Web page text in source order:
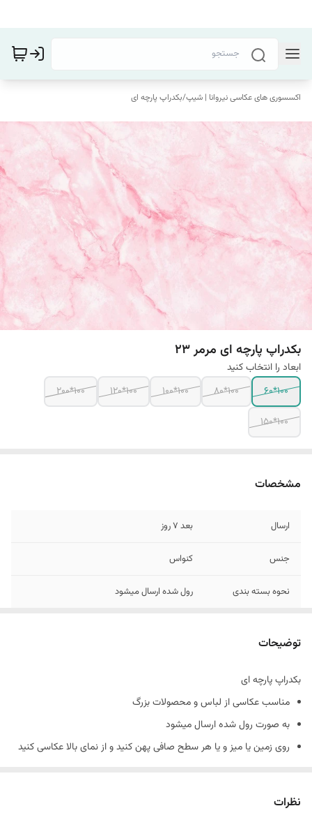
اکسسوری های عکاسی نیروانا | شیپ/بکدراپ پارچه ای
بکدراپ پارچه ای مرمر 23
ابعاد را انتخاب کنید
100*60
100*80
100*100
100*120
100*200
100*150
مشخصات
ارسال بعد 7 روز
جنس کنواس
نحوه بسته بندی رول شده ارسال میشود
توضیحات
بکدراپ پارچه ای
مناسب عکاسی از لباس و محصولات بزرگ
به صورت رول شده ارسال میشود
روی زمین یا میز و یا هر سطح صافی پهن کنید و از نمای بالا عکاسی کنید
نظرات